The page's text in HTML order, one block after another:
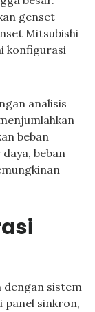
genset
Mitsubishi
konfigurasi
analisis
beban
beban
dengan sistem
panel sinkron,